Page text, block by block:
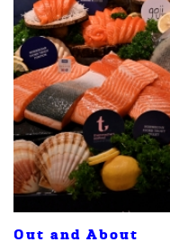
Out and About
SHARE